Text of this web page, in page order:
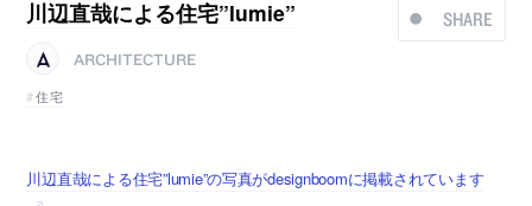
SHARE
川辺直哉による住宅”lumie”
ARCHITECTURE
住宅
川辺直哉による住宅”lumie”の写真がdesignboomに掲載されています